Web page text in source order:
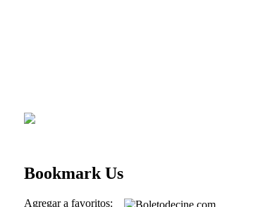
Bookmark Us
Agregar a favoritos: